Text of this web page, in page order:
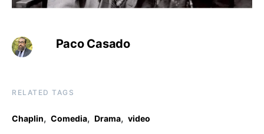
Paco Casado
RELATED TAGS
Chaplin, Comedia, Drama, video